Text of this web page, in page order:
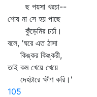
ছ পয়সা খরচা--
শোয় না সে হয় পাছে
কুঁড়েমির চর্চা।
বলে, 'ঘরে এত ঠাসা
কিঙ্কর কিঙ্করী,
তাই কম খেয়ে খেয়ে
দেহটারে ক্ষীণ করি।'
105